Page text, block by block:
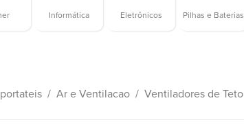
Informática Eletrônicos Pilhas e Baterias
Ar e Ventilacao Ventiladores de Teto